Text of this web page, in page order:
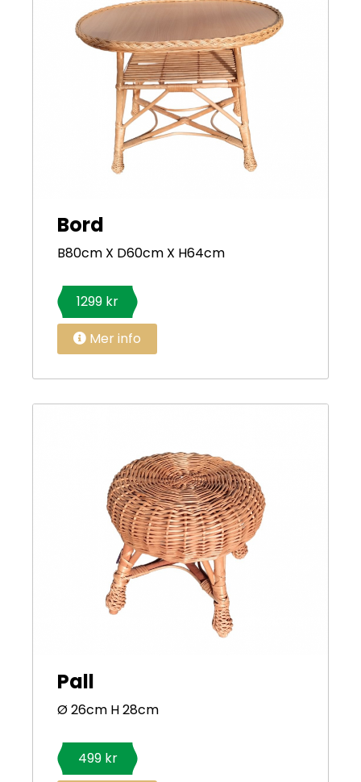
Bord
B80cm X D60cm X H64cm
1299 kr
Mer info
Pall
Ø 26cm H 28cm
499 kr